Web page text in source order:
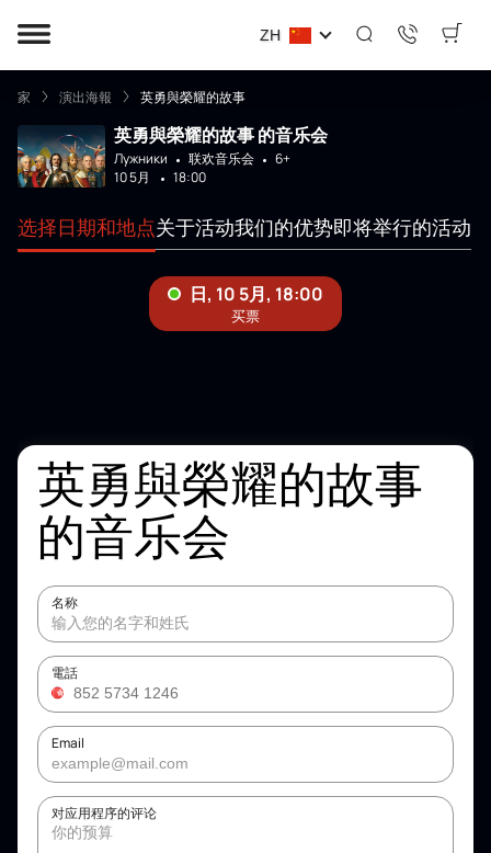
ZH
家 演出海報 英勇與榮耀的故事
英勇與榮耀的故事 的音乐会
Лужники 联欢音乐会
6+
10 5月
18:00
选择日期和地点关于活动我们的优势即将举行的活动
英勇與榮耀的故事
的音乐会
名称
電話
Email
对应用程序的评论